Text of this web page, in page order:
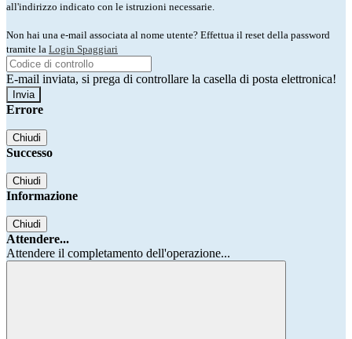
all'indirizzo indicato con le istruzioni necessarie.
Non hai una e-mail associata al nome utente? Effettua il reset della password
tramite la Login Spaggiari
E-mail inviata, si prega di controllare la casella di posta elettronica!
Errore
Chiudi
Successo
Chiudi
Informazione
Chiudi
Attendere...
Attendere il completamento dell'operazione...